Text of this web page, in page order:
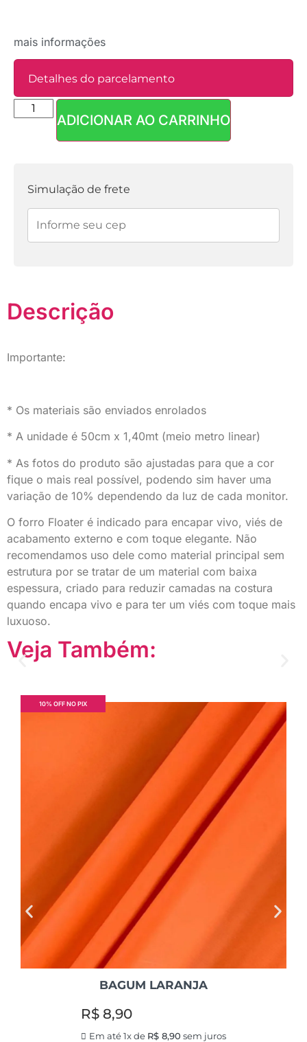
mais informações
Detalhes do parcelamento
Parcelas:ADICIONAR AO CARRINHO
Simulação de frete
Descrição
Importante:
* Os materiais são enviados enrolados
* A unidade é 50cm x 1,40mt (meio metro linear)
* As fotos do produto são ajustadas para que a cor
fique o mais real possível, podendo sim haver uma
variação de 10% dependendo da luz de cada monitor.
O forro Floater é indicado para encapar vivo, viés de
acabamento externo e com toque elegante. Não
recomendamos uso dele como material principal sem
estrutura por se tratar de um material com baixa
espessura, criado para reduzir camadas na costura
quando encapa vivo e para ter um viés com toque mais
luxuoso.
Veja Também:
10% OFF NO PIX
BAGUM LARANJA
R$ 8,90
Em até 1x de R$ 8,90 sem juros